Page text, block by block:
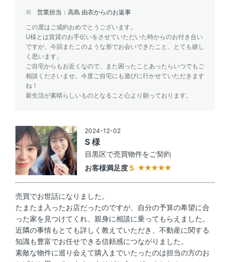
営業担当：高島 由衣からのお返事
この度はご成約おめでとうございます。
U様とは賃貸のお手伝いをさせていただいた時からのお付き合い
ですが、今回またこのような形でお会いできたこと、とても嬉し
く思います。
ご自宅からもお近くなので、また困ったことあったらいつでもご
相談くださいませ。今度ご自宅にも遊びに行かせていただきます
ね！
新生活が素晴らしいものとなること心より願っております。
2024-12-02
S 様
目黒区で売買物件をご契約
お客様満足度 5
売買でお世話になりました。
たまたま入ったお店だったのですが、自分の予算の希望に合
った家を見つけてくれ、親身に相談に乗ってもらえました。
近隣の事情もとても詳しく教えていただき、不動産に関する
知識も豊富でお任せできる信頼感につながりました。
素敵な物件に巡り会えて購入までいたったのは担当の方のお